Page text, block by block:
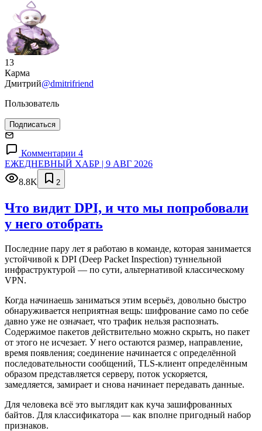
13
Карма
Дмитрий@dmitrifriend
Пользователь
Подписаться
Комментарии 4
ЕЖЕДНЕВНЫЙ ХАБР | 9 АВГ 2026
8.8K
2
Что видит DPI, и что мы попробовали
у него отобрать
Последние пару лет я работаю в команде, которая занимается
устойчивой к DPI (Deep Packet Inspection) туннельной
инфраструктурой — по сути, альтернативой классическому
VPN.
Когда начинаешь заниматься этим всерьёз, довольно быстро
обнаруживается неприятная вещь: шифрование само по себе
давно уже не означает, что трафик нельзя распознать.
Содержимое пакетов действительно можно скрыть, но пакет
от этого не исчезает. У него остаются размер, направление,
время появления; соединение начинается с определённой
последовательности сообщений, TLS-клиент определённым
образом представляется серверу, поток ускоряется,
замедляется, замирает и снова начинает передавать данные.
Для человека всё это выглядит как куча зашифрованных
байтов. Для классификатора — как вполне пригодный набор
признаков.